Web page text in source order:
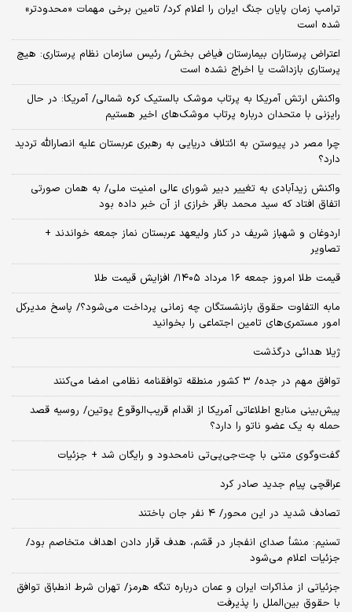
ترامپ زمان پایان جنگ ایران را اعلام کرد/ تامین برخی مهمات «محدودتر»
شده است
اعتراض پرستاران بیمارستان فیاض بخش/ رئیس سازمان نظام پرستاری: هیچ
پرستاری بازداشت یا اخراج نشده است
واکنش ارتش آمریکا به پرتاب موشک بالستیک کره شمالی/ آمریکا: در حال
رایزنی با متحدان درباره پرتاب موشک‌های اخیر هستیم
چرا مصر در پیوستن به ائتلاف دریایی به رهبری عربستان علیه انصارالله تردید
دارد؟
واکنش زیدآبادی به تغییر دبیر شورای عالی امنیت ملی/ به همان صورتی
اتفاق افتاد که سید محمد باقر خرازی از آن خبر داده بود
اردوغان و شهباز شریف در کنار ولیعهد عربستان نماز جمعه خواندند +
تصاویر
قیمت طلا امروز جمعه ۱۶ مرداد ۱۴۰۵/ افزایش قیمت طلا
مابه التفاوت حقوق بازنشستگان چه زمانی پرداخت می‌شود؟/ پاسخ مدیرکل
امور مستمری‌های تامین اجتماعی را بخوانید
ژیلا هدائی درگذشت
توافق مهم در جده/ ۳ کشور منطقه توافقنامه نظامی امضا می‌کنند
پیش‌بینی منابع اطلاعاتی آمریکا از اقدام قریب‌الوقوع پوتین/ روسیه قصد
حمله به یک عضو ناتو را دارد؟
گفت‌وگوی متنی با چت‌جی‌پی‌تی نامحدود و رایگان شد + جزئیات
عراقچی پیام جدید صادر کرد
تصادف شدید در این محور/ ۴ نفر جان باختند
تسنیم: منشأ صدای انفجار در قشم، هدف قرار دادن اهداف متخاصم بود/
جزئیات اعلام می‌شود
جزئیاتی از مذاکرات ایران و عمان درباره تنگه هرمز/ تهران شرط انطباق توافق
با حقوق بین‌الملل را پذیرفت